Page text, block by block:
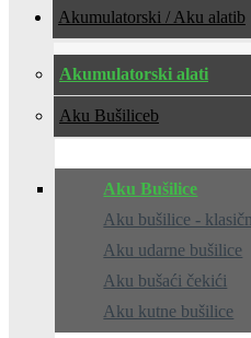
Akumulatorski / Aku alati
Akumulatorski alati
Aku Bušilice
Aku Bušilice
Aku bušilice -
Aku udarne bušilice
Aku bušaći čekići
Aku kutne bušilice